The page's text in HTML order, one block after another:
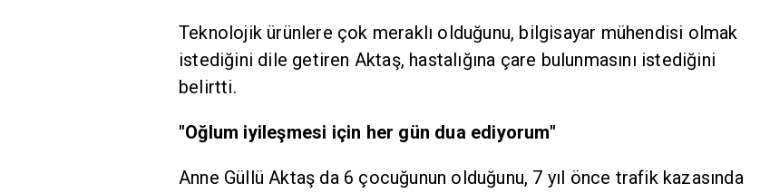
Teknolojik ürünlere çok meraklı olduğunu, bilgisayar mühendisi olmak
istediğini dile getiren Aktaş, hastalığına çare bulunmasını istediğini
belirtti.
"Oğlum iyileşmesi için her gün dua ediyorum"
Anne Güllü Aktaş da 6 çocuğunun olduğunu, 7 yıl önce trafik kazasında